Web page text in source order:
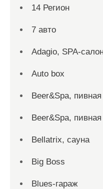
14 Регион
7 авто
Adagio, SPA-
Auto box
Beer&Spa, пивная
Beer&Spa, пивная
Bellatrix, сауна
Big Boss
Blues-гараж